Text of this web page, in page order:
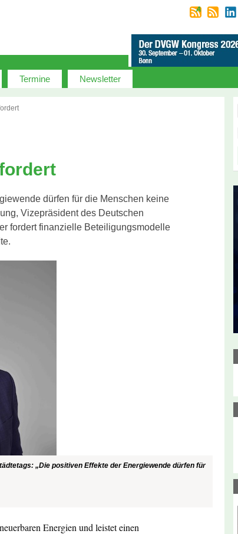
Termine Newsletter
dürfen für die Menschen keine
Vizepräsident des Deutschen
fordert finanzielle Beteiligungsmodelle
„Die positiven Effekte der Energiewende dürfen für
Energien und leistet einen